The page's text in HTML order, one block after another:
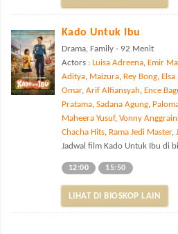
Kado Untuk Ibu
Drama, Family - 92 Menit
Actors : Luisa Adreena, Emir
Aditya, Maizura, Rey Bong, Elsa
Omar, Arif Alfiansyah, Ence
Pratama, Sadana Agung,
Maheera Yusuf, Vonny
Chacha Hits, Rama Jedi Master,
Jadwal film Kado Untuk Ibu di
12:00 15:50
LIHAT DI BIOSKOP LAIN